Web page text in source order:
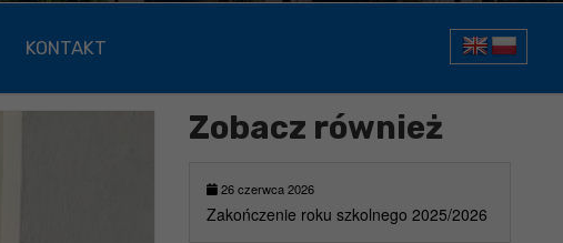
KONTAKT
Zobacz również
26 czerwca 2026
Zakończenie roku szkolnego 2025/2026